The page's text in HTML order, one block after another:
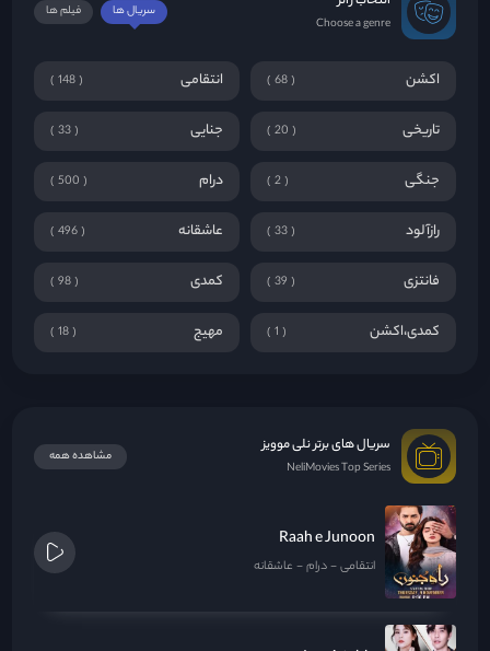
Choose a genre
فیلم ها سریال ها
اکشن 68 انتقامی 148
تاریخی 20 جنایی 33
جنگی 2 درام 500
رازآلود 33 عاشقانه 496
فانتزی 39 کمدی 98
کمدی،اکشن 1 مهیج 18
سریال های برتر نلی موویز
NeliMovies Top Series
مشاهده همه
Raah e Junoon
انتقامی درام عاشقانه